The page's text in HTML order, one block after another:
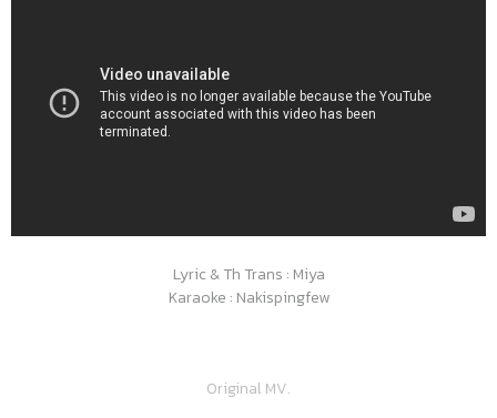
Lyric & Th Trans : Miya
Karaoke : Nakispingfew
Original MV.